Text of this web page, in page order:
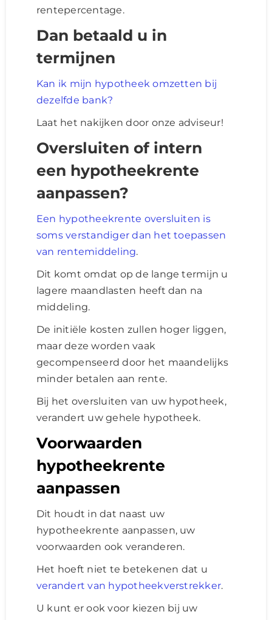
rentepercentage.
Dan betaald u in
termijnen
Kan ik mijn hypotheek omzetten bij
dezelfde bank?
Laat het nakijken door onze adviseur!
Oversluiten of intern
een hypotheekrente
aanpassen?
Een hypotheekrente oversluiten is
soms verstandiger dan het toepassen
van rentemiddeling.
Dit komt omdat op de lange termijn u
lagere maandlasten heeft dan na
middeling.
De initiële kosten zullen hoger liggen,
maar deze worden vaak
gecompenseerd door het maandelijks
minder betalen aan rente.
Bij het oversluiten van uw hypotheek,
verandert uw gehele hypotheek.
Voorwaarden
hypotheekrente
aanpassen
Dit houdt in dat naast uw
hypotheekrente aanpassen, uw
voorwaarden ook veranderen.
Het hoeft niet te betekenen dat u
verandert van hypotheekverstrekker.
U kunt er ook voor kiezen bij uw